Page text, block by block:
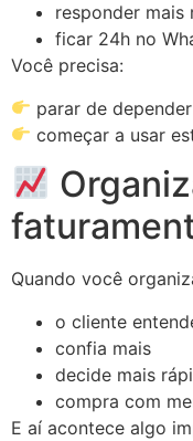
responder mais
ficar 24h no
Você precisa:
parar de
começar a usar
Quando você
o cliente
confia mais
decide mais
compra com
E aí acontece algo